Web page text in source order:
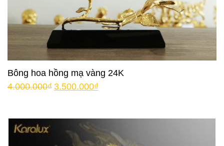
Bông hoa hồng mạ vàng 24K
4.000.000₫ 3.500.000₫